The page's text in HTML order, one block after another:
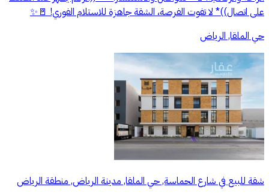
على اتصال))* لا تفوت الفرصة، الشقة جاهزة للاستلام الفوري! 🚪✨
حي الملقا, الرياض
شقة للبيع في شارع الحماسة, حي الملقا, مدينة الرياض, منطقة الرياض